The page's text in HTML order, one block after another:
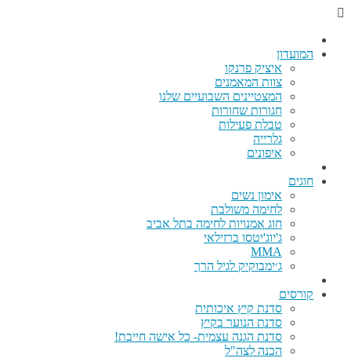
המועדון
איציק פרנקו
צוות המאמנים
המצטיינים השבועיים שלנו
חגורות שחורות
טבלת פעילות
גלרייה
איפונים
חוגים
אימון נשים
לחימה משולבת
חוג אמנויות לחימה בתל אביב
ג'יוג'יטסו ברזילאי
MMA
ג׳ימבוקיק לגיל הרך
קורסים
סדנת קיץ איכותית
סדנת הנוער בקיץ
סדנת הגנה עצמית- כל אישה חייבת!
הכנה לצה"ל